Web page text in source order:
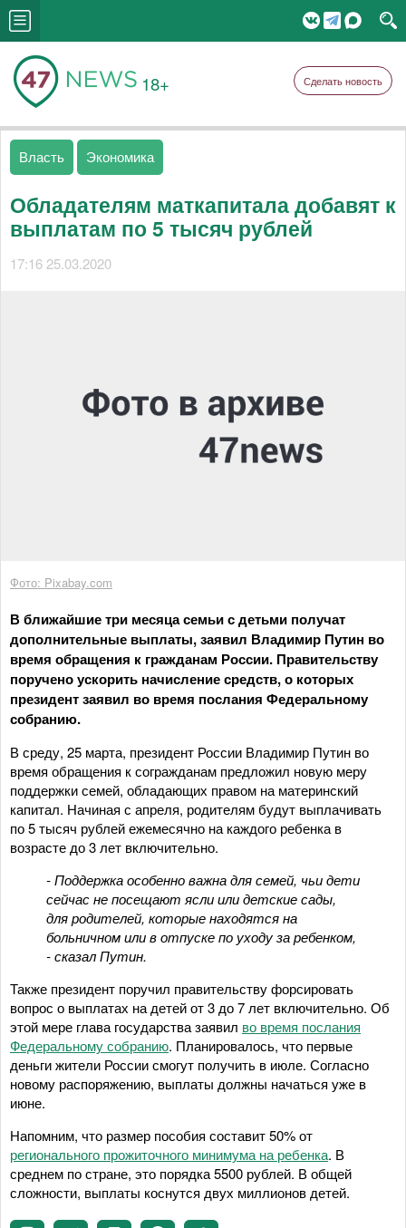
18+ Сделать новость
Власть Экономика
Обладателям маткапитала добавят к
выплатам по 5 тысяч рублей
17:16 25.03.2020
Фото: Pixabay.com
В ближайшие три месяца семьи с детьми получат
дополнительные выплаты, заявил Владимир Путин во
время обращения к гражданам России. Правительству
поручено ускорить начисление средств, о которых
президент заявил во время послания Федеральному
собранию.
В среду, 25 марта, президент России Владимир Путин во
время обращения к согражданам предложил новую меру
поддержки семей, обладающих правом на материнский
капитал. Начиная с апреля, родителям будут выплачивать
по 5 тысяч рублей ежемесячно на каждого ребенка в
возрасте до 3 лет включительно.
- Поддержка особенно важна для семей, чьи дети
сейчас не посещают ясли или детские сады,
для родителей, которые находятся на
больничном или в отпуске по уходу за ребенком,
- сказал Путин.
Также президент поручил правительству форсировать
вопрос о выплатах на детей от 3 до 7 лет включительно. Об
этой мере глава государства заявил во время послания
Федеральному собранию. Планировалось, что первые
деньги жители России смогут получить в июле. Согласно
новому распоряжению, выплаты должны начаться уже в
июне.
Напомним, что размер пособия составит 50% от
регионального прожиточного минимума на ребенка. В
среднем по стране, это порядка 5500 рублей. В общей
сложности, выплаты коснутся двух миллионов детей.